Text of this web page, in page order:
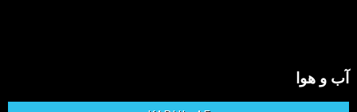
آب و هوا